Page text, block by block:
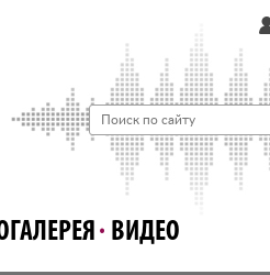
ВИДЕО